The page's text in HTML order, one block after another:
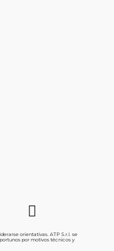
orientativas. ATP S.r.l. se
por motivos técnicos y